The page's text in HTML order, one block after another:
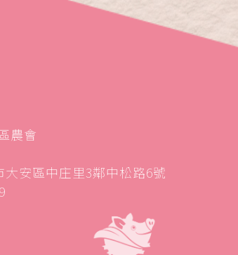
農會
安區中庄里3鄰中松路6號